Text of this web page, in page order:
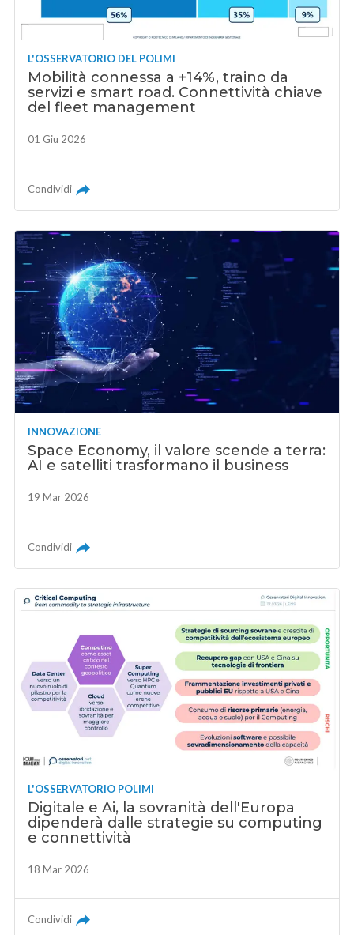
L'OSSERVATORIO DEL POLIMI
Mobilità connessa a +14%, traino da
servizi e smart road. Connettività chiave
del fleet management
01 Giu 2026
Condividi
INNOVAZIONE
Space Economy, il valore scende a terra:
AI e satelliti trasformano il business
19 Mar 2026
Condividi
L'OSSERVATORIO POLIMI
Digitale e Ai, la sovranità dell'Europa
dipenderà dalle strategie su computing
e connettività
18 Mar 2026
Condividi